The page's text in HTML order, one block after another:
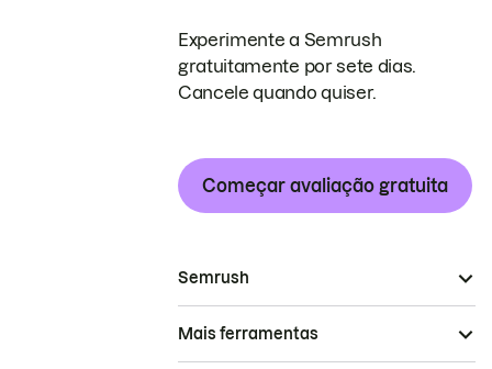
Experimente a Semrush
gratuitamente por sete dias.
Cancele quando quiser.
Começar avaliação gratuita
Semrush
Mais ferramentas